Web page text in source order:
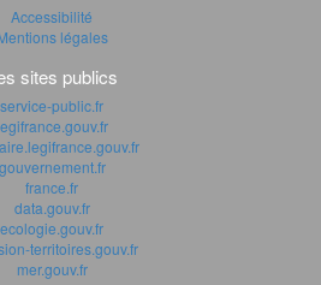
Accessibilité
légales
sites publics
service-public.fr
gouvernement.fr
france.fr
data.gouv.fr
ecologie.gouv.fr
territoires.gouv.fr
mer.gouv.fr